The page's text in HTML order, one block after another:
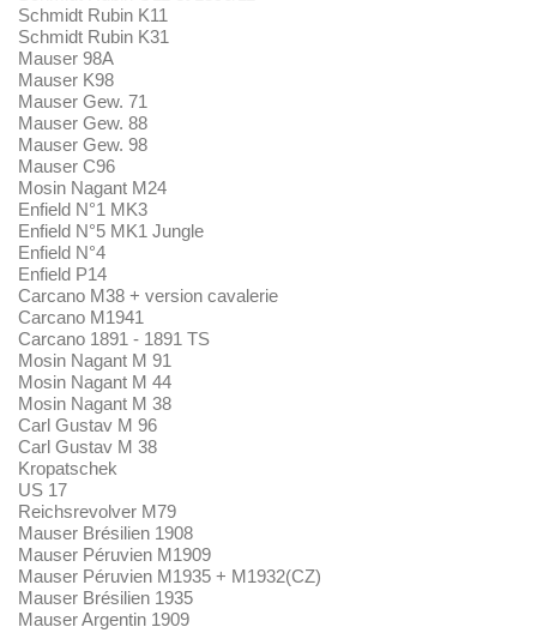
Schmidt Rubin K11
Schmidt Rubin K31
Mauser 98A
Mauser K98
Mauser Gew. 71
Mauser Gew. 88
Mauser Gew. 98
Mauser C96
Mosin Nagant M24
Enfield N°1 MK3
Enfield N°5 MK1 Jungle
Enfield N°4
Enfield P14
Carcano M38 + version cavalerie
Carcano M1941
Carcano 1891 - 1891 TS
Mosin Nagant M 91
Mosin Nagant M 44
Mosin Nagant M 38
Carl Gustav M 96
Carl Gustav M 38
Kropatschek
US 17
Reichsrevolver M79
Mauser Brésilien 1908
Mauser Péruvien M1909
Mauser Péruvien M1935 + M1932(CZ)
Mauser Brésilien 1935
Mauser Argentin 1909